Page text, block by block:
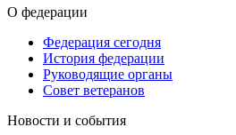
О федерации
Федерация сегодня
История федерации
Руководящие органы
Совет ветеранов
Новости и события